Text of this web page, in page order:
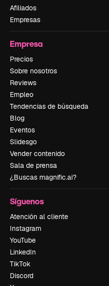
Afiliados
Empresas
Empresa
Precios
Sobre nosotros
Reviews
Empleo
Tendencias de búsqueda
Blog
Eventos
Slidesgo
Vender contenido
Sala de prensa
¿Buscas magnific.ai?
Síguenos
Atención al cliente
Instagram
YouTube
LinkedIn
TikTok
Discord